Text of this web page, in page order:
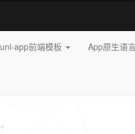
uni-app前端模板 App原生语